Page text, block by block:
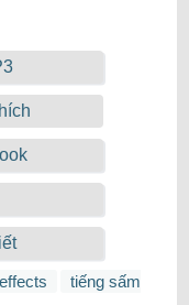
tiếng sấm